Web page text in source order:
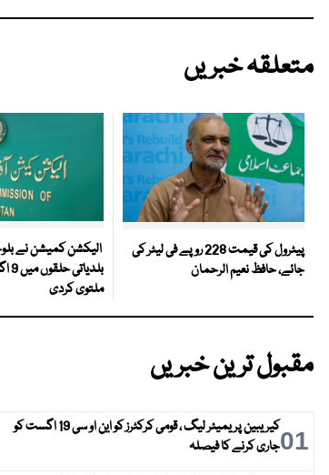
متعلقہ خبریں
پیٹرول کی قیمت 228 روپے فی لیٹر کی
جائے، حافظ نعیم الرحمان
ملتوی کردی
مقبول ترین خبریں
01
کیریبین پریمیئر لیگ ، قومی کرکٹرز کو این او سی 19 اگست کو
جاری کرنے کا فیصلہ